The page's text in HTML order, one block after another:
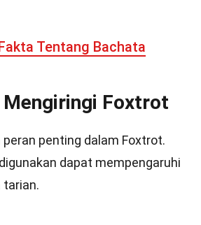
Tentang Bachata
Mengiringi Foxtrot
penting dalam Foxtrot.
dapat mempengaruhi
tarian.